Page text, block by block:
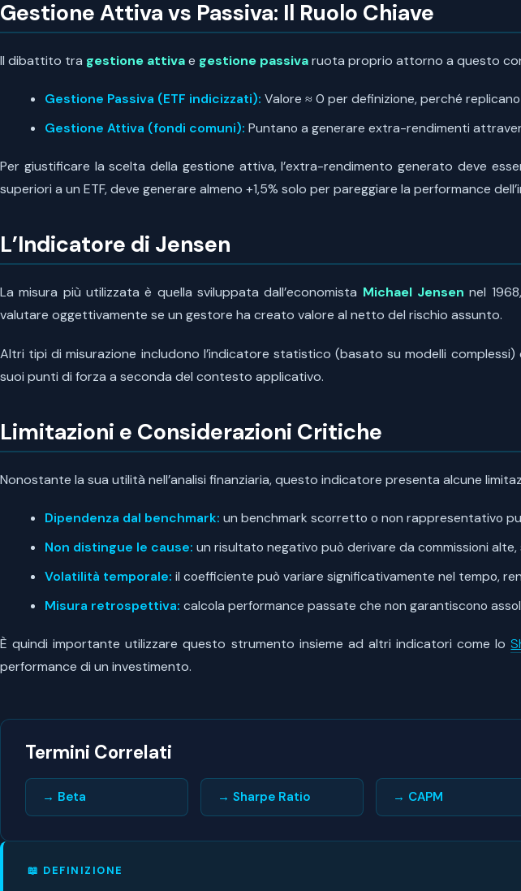
Gestione Attiva vs Passiva: Il Ruolo Chiave
Il dibattito tra gestione attivae gestione passivaruota proprio attorno a questo
Gestione Passiva (ETF indicizzati): Valore ≈ 0 per definizione, perché
Gestione Attiva (fondi comuni): Puntano a generare extra-rendimenti
Per giustificare la scelta della gestione attiva, l’extra-rendimento generato deve
superiori a un ETF, deve generare almeno +1,5% solo per pareggiare la performance
L’Indicatore di Jensen
La misura più utilizzata è quella sviluppata dall’economista Michael Jensen nel
valutare oggettivamente se un gestore ha creato valore al netto del rischio assunto.
Altri tipi di misurazione includono l’indicatore statistico (basato su modelli
suoi punti di forza a seconda del contesto applicativo.
Limitazioni e Considerazioni Critiche
Nonostante la sua utilità nell’analisi finanziaria, questo indicatore presenta alcune
Dipendenza dal benchmark: un benchmark scorretto o non rappresentativo
Non distingue le cause: un risultato negativo può derivare da commissioni
Volatilità temporale: il coefficiente può variare significativamente nel tempo,
Misura retrospettiva: calcola performance passate che non garantiscono
È quindi importante utilizzare questo strumento insieme ad altri indicatori come lo
performance di un investimento.
Termini Correlati
→ Beta → Sharpe Ratio → CAPM
📖 DEFINIZIONE